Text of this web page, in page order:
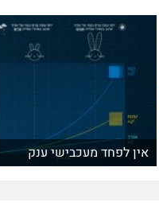
אין לפחד מעכבישי ענק